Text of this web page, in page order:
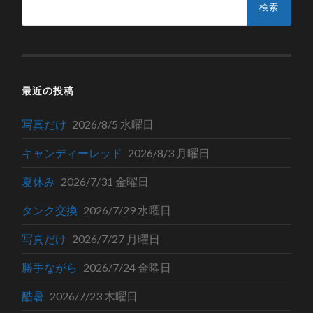
最近の投稿
写真だけ 2026/8/5 水曜日
キャンディーレッド 2026/8/3 月曜日
夏休み 2026/7/31 金曜日
タンク交換 2026/7/29 水曜日
写真だけ 2026/7/27 月曜日
勝手ながら 2026/7/24 金曜日
酷暑 2026/7/23 木曜日